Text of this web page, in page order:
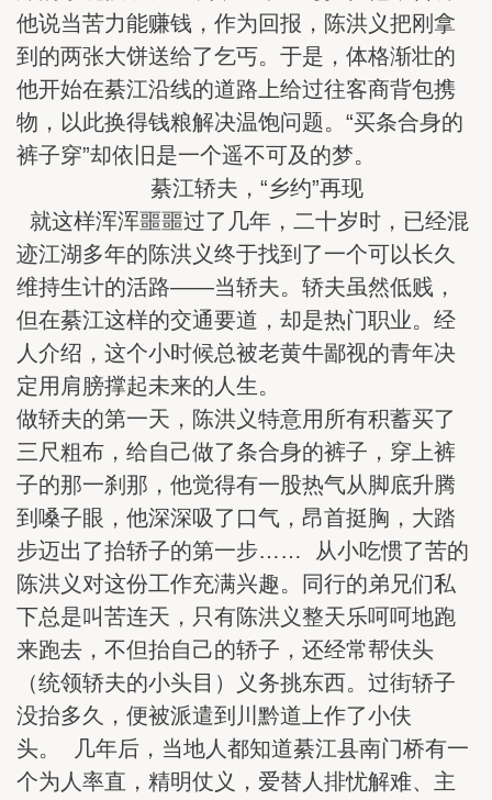
他说当苦力能赚钱，作为回报，陈洪义把刚拿
到的两张大饼送给了乞丐。于是，体格渐壮的
他开始在綦江沿线的道路上给过往客商背包携
物，以此换得钱粮解决温饱问题。“买条合身的
裤子穿”却依旧是一个遥不可及的梦。
綦江轿夫，“乡约”再现
就这样浑浑噩噩过了几年，二十岁时，已经混
迹江湖多年的陈洪义终于找到了一个可以长久
维持生计的活路——当轿夫。轿夫虽然低贱，
但在綦江这样的交通要道，却是热门职业。经
人介绍，这个小时候总被老黄牛鄙视的青年决
定用肩膀撑起未来的人生。
做轿夫的第一天，陈洪义特意用所有积蓄买了
三尺粗布，给自己做了条合身的裤子，穿上裤
子的那一刹那，他觉得有一股热气从脚底升腾
到嗓子眼，他深深吸了口气，昂首挺胸，大踏
步迈出了抬轿子的第一步…… 从小吃惯了苦的
陈洪义对这份工作充满兴趣。同行的弟兄们私
下总是叫苦连天，只有陈洪义整天乐呵呵地跑
来跑去，不但抬自己的轿子，还经常帮伕头
（统领轿夫的小头目）义务挑东西。过街轿子
没抬多久，便被派遣到川黔道上作了小伕
头。 几年后，当地人都知道綦江县南门桥有一
个为人率直，精明仗义，爱替人排忧解难、主